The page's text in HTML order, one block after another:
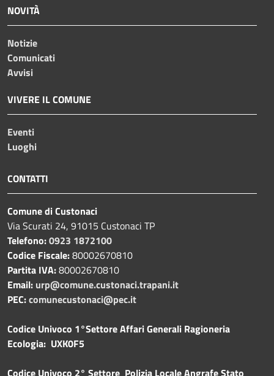
NOVITÀ
Notizie
Comunicati
Avvisi
VIVERE IL COMUNE
Eventi
Luoghi
CONTATTI
Comune di Custonaci
Via Scurati 24, 91015 Custonaci TP
Telefono:0923 1872100
Codice Fiscale:80002670810
Partita IVA:80002670810
Email: urp@comune.custonaci.trapani.it
PEC:comunecustonaci@pec.it
Codice Univoco 1°Settore Affari Generali Ragioneria
Ecologia: UXK0F5
Codice Univoco 2° Settore Polizia Locale Angrafe Stato